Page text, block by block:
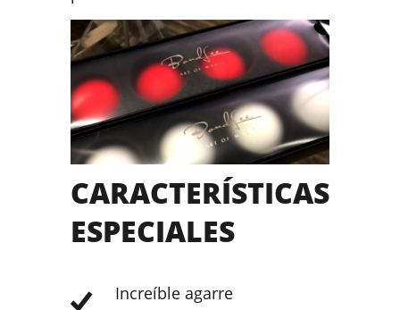
CARACTERÍSTICAS
ESPECIALES
Increíble agarre